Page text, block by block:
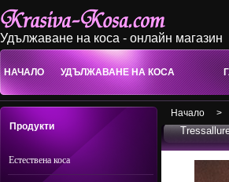
Удължаване на коса - онлайн магазин
НАЧАЛО УДЪЛЖАВАНЕ НА КОСА
Продукти
Естествена коса
Начало >